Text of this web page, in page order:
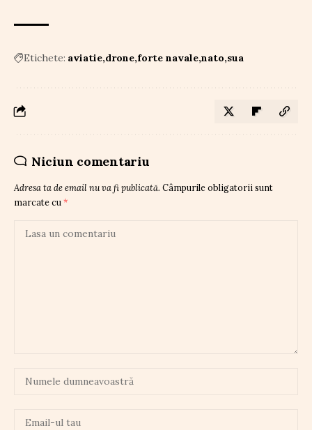
Etichete: aviatie drone forte navale nato sua
Niciun comentariu
Adresa ta de email nu va fi publicată. Câmpurile obligatorii sunt
marcate cu *